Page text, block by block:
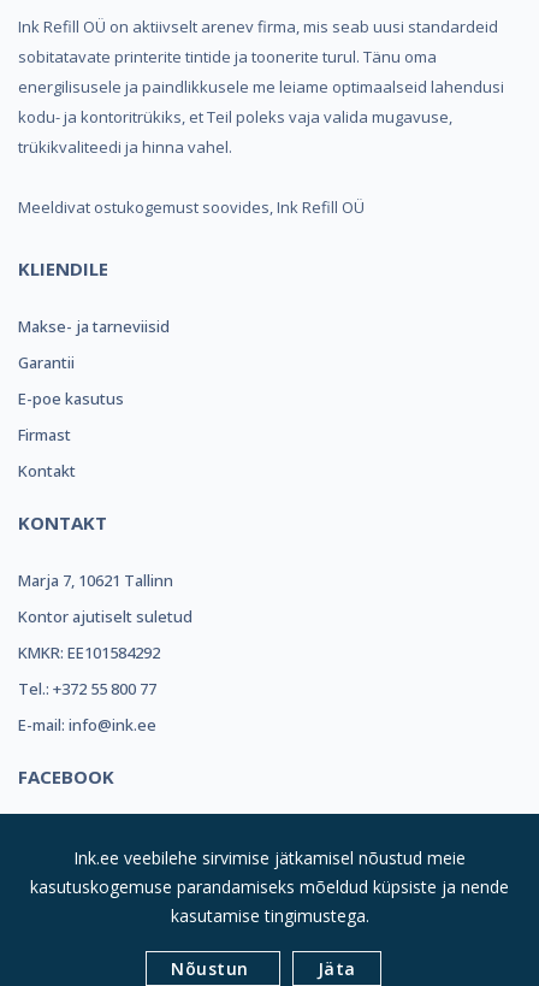
Ink Refill OÜ on aktiivselt arenev firma, mis seab uusi standardeid
sobitatavate printerite tintide ja toonerite turul. Tänu oma
energilisusele ja paindlikkusele me leiame optimaalseid lahendusi
kodu- ja kontoritrükiks, et Teil poleks vaja valida mugavuse,
trükikvaliteedi ja hinna vahel.
Meeldivat ostukogemust soovides, Ink Refill OÜ
KLIENDILE
Makse- ja tarneviisid
Garantii
E-poe kasutus
Firmast
Kontakt
KONTAKT
Marja 7, 10621 Tallinn
Kontor ajutiselt suletud
KMKR: EE101584292
Tel.: +372 55 800 77
E-mail: info@ink.ee
FACEBOOK
Kõik Õigused Kaitstud
Valik Toonereid Sulle
Ink.ee veebilehe sirvimise jätkamisel nõustud meie
kasutuskogemuse parandamiseks mõeldud küpsiste ja nende
kasutamise tingimustega.
Nõustun Jäta